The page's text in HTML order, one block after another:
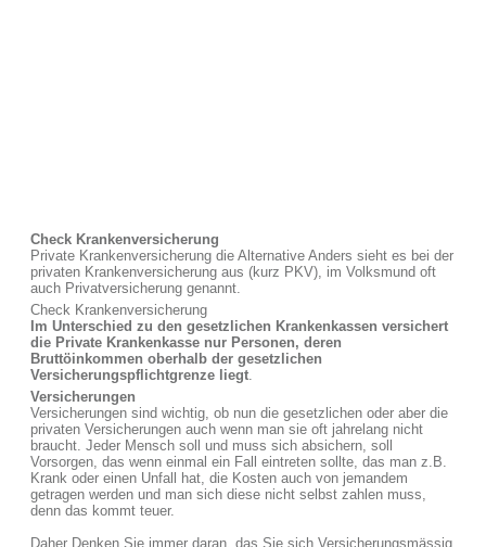
Check Krankenversicherung
Private Krankenversicherung die Alternative Anders sieht es bei der
privaten Krankenversicherung aus (kurz PKV), im Volksmund oft
auch Privatversicherung genannt.
Check Krankenversicherung
Im Unterschied zu den gesetzlichen Krankenkassen versichert
die Private Krankenkasse nur Personen, deren
Bruttöinkommen oberhalb der gesetzlichen
Versicherungspflichtgrenze liegt.
Versicherungen
Versicherungen sind wichtig, ob nun die gesetzlichen oder aber die
privaten Versicherungen auch wenn man sie oft jahrelang nicht
braucht. Jeder Mensch soll und muss sich absichern, soll
Vorsorgen, das wenn einmal ein Fall eintreten sollte, das man z.B.
Krank oder einen Unfall hat, die Kosten auch von jemandem
getragen werden und man sich diese nicht selbst zahlen muss,
denn das kommt teuer.
Daher Denken Sie immer daran, das Sie sich Versicherungsmässig